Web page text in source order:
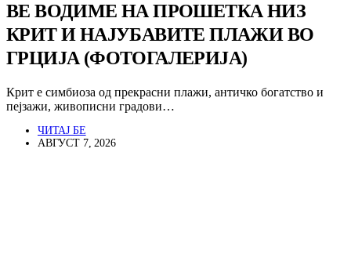
ВЕ ВОДИМЕ НА ПРОШЕТКА НИЗ
КРИТ И НАЈУБАВИТЕ ПЛАЖИ ВО
ГРЦИЈА (ФОТОГАЛЕРИЈА)
Крит е симбиоза од прекрасни плажи, античко богатство и
пејзажи, живописни градови…
ЧИТАЈ БЕ
АВГУСТ 7, 2026